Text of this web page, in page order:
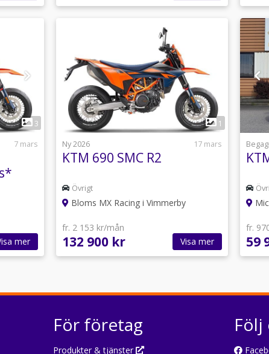
3
7 mars
mer
1
Ny 2026
17 mars
KTM 690 SMC R2
Övrigt
Bloms MX Racing i Vimmerby
fr. 2 153 kr/mån
132 900 kr Visa mer
fr.
59
För företag
Produkter & tjänster
Följ